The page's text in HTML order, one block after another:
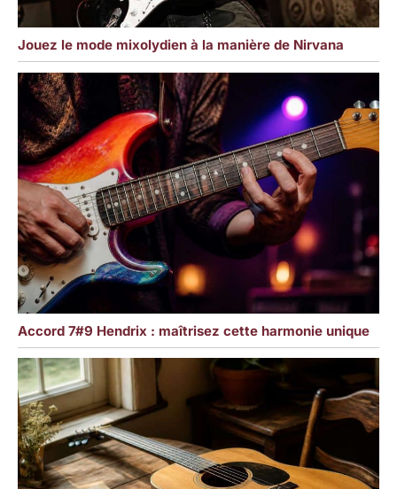
Jouez le mode mixolydien à la manière de Nirvana
Accord 7#9 Hendrix : maîtrisez cette harmonie unique